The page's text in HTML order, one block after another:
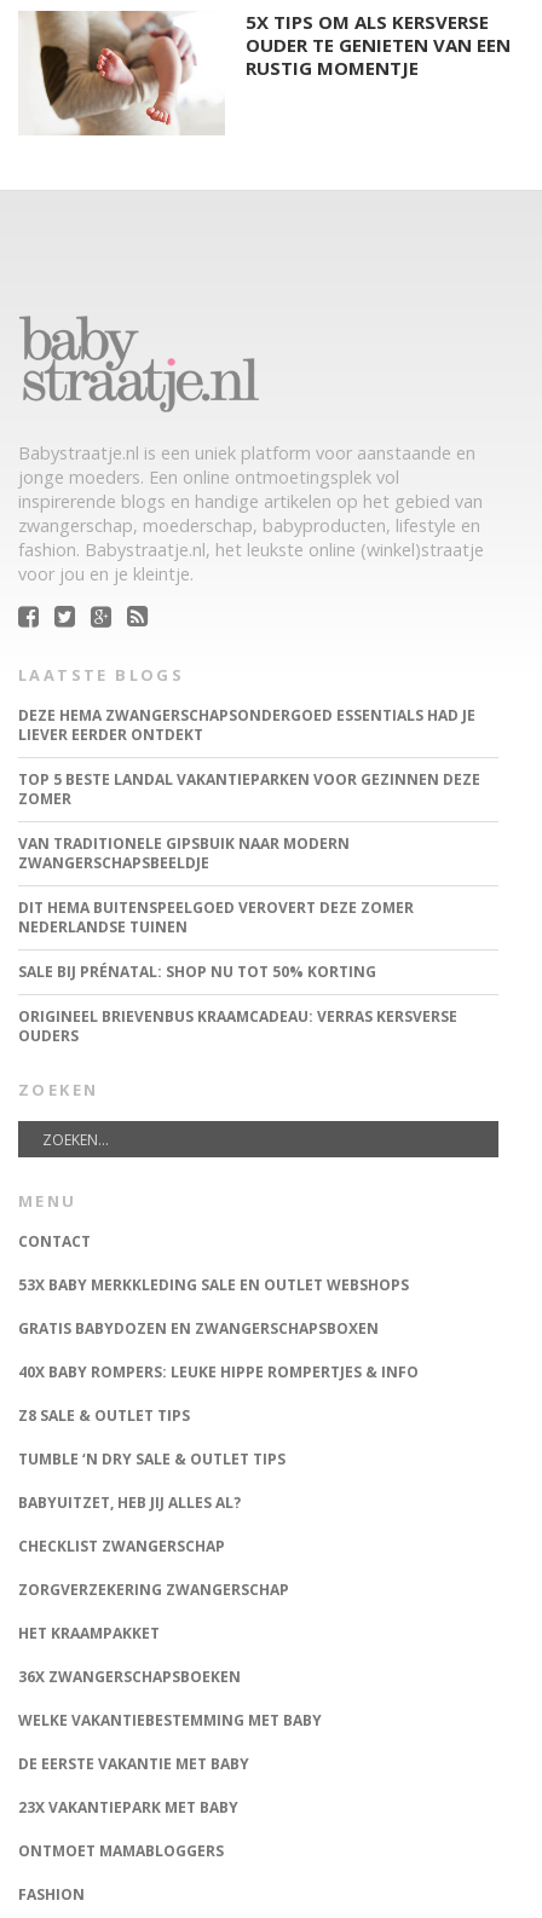
5X TIPS OM ALS KERSVERSE
OUDER TE GENIETEN VAN EEN
RUSTIG MOMENTJE
Babystraatje.nl is een uniek platform voor aanstaande en
jonge moeders. Een online ontmoetingsplek vol
inspirerende blogs en handige artikelen op het gebied van
zwangerschap, moederschap, babyproducten, lifestyle en
fashion. Babystraatje.nl, het leukste online (winkel)straatje
voor jou en je kleintje.
LAATSTE BLOGS
DEZE HEMA ZWANGERSCHAPSONDERGOED ESSENTIALS HAD JE
LIEVER EERDER ONTDEKT
TOP 5 BESTE LANDAL VAKANTIEPARKEN VOOR GEZINNEN DEZE
ZOMER
VAN TRADITIONELE GIPSBUIK NAAR MODERN
ZWANGERSCHAPSBEELDJE
DIT HEMA BUITENSPEELGOED VEROVERT DEZE ZOMER
NEDERLANDSE TUINEN
SALE BIJ PRÉNATAL: SHOP NU TOT 50% KORTING
ORIGINEEL BRIEVENBUS KRAAMCADEAU: VERRAS KERSVERSE
OUDERS
ZOEKEN
MENU
CONTACT
53X BABY MERKKLEDING SALE EN OUTLET WEBSHOPS
GRATIS BABYDOZEN EN ZWANGERSCHAPSBOXEN
40X BABY ROMPERS: LEUKE HIPPE ROMPERTJES & INFO
Z8 SALE & OUTLET TIPS
TUMBLE ‘N DRY SALE & OUTLET TIPS
BABYUITZET, HEB JIJ ALLES AL?
CHECKLIST ZWANGERSCHAP
ZORGVERZEKERING ZWANGERSCHAP
HET KRAAMPAKKET
36X ZWANGERSCHAPSBOEKEN
WELKE VAKANTIEBESTEMMING MET BABY
DE EERSTE VAKANTIE MET BABY
23X VAKANTIEPARK MET BABY
ONTMOET MAMABLOGGERS
FASHION